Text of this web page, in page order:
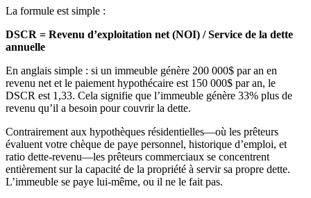
La formule est simple :
DSCR = Revenu d’exploitation net (NOI) / Service de la dette
annuelle
En anglais simple : si un immeuble génère 200 000$ par an en
revenu net et le paiement hypothécaire est 150 000$ par an, le
DSCR est 1,33. Cela signifie que l’immeuble génère 33% plus de
revenu qu’il a besoin pour couvrir la dette.
Contrairement aux hypothèques résidentielles—où les prêteurs
évaluent votre chèque de paye personnel, historique d’emploi, et
ratio dette-revenu—les prêteurs commerciaux se concentrent
entièrement sur la capacité de la propriété à servir sa propre dette.
L’immeuble se paye lui-même, ou il ne le fait pas.